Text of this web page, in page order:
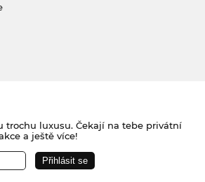
trochu luxusu. Čekají na tebe privátní
a ještě více!